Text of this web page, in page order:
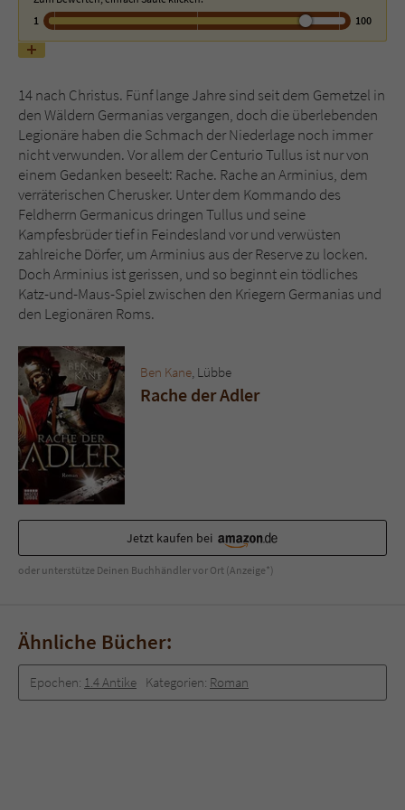
1
100
14 nach Christus. Fünf lange Jahre sind seit dem Gemetzel in
den Wäldern Germanias vergangen, doch die überlebenden
Legionäre haben die Schmach der Niederlage noch immer
nicht verwunden. Vor allem der Centurio Tullus ist nur von
einem Gedanken beseelt: Rache. Rache an Arminius, dem
verräterischen Cherusker. Unter dem Kommando des
Feldherrn Germanicus dringen Tullus und seine
Kampfesbrüder tief in Feindesland vor und verwüsten
zahlreiche Dörfer, um Arminius aus der Reserve zu locken.
Doch Arminius ist gerissen, und so beginnt ein tödliches
Katz-und-Maus-Spiel zwischen den Kriegern Germanias und
den Legionären Roms.
Ben Kane , Lübbe
Rache der Adler
Jetzt kaufen bei
oder unterstütze Deinen Buchhändler vor Ort (Anzeige*)
Ähnliche Bücher:
Epochen: 1.4 Antike Kategorien: Roman
Name tx_pwcomments_ahash
Laufzeit 1 Jahr
Zweck Cookie für Kommentare einzelner Buchtitel
Name fe_typo_user
Anbieter Literatur-Couch Medien GmbH & Co. KG
Laufzeit Session
Zweck
Kommunikation der Webseite mit dem
Benutzer. Es wird benötigt um z. B. den